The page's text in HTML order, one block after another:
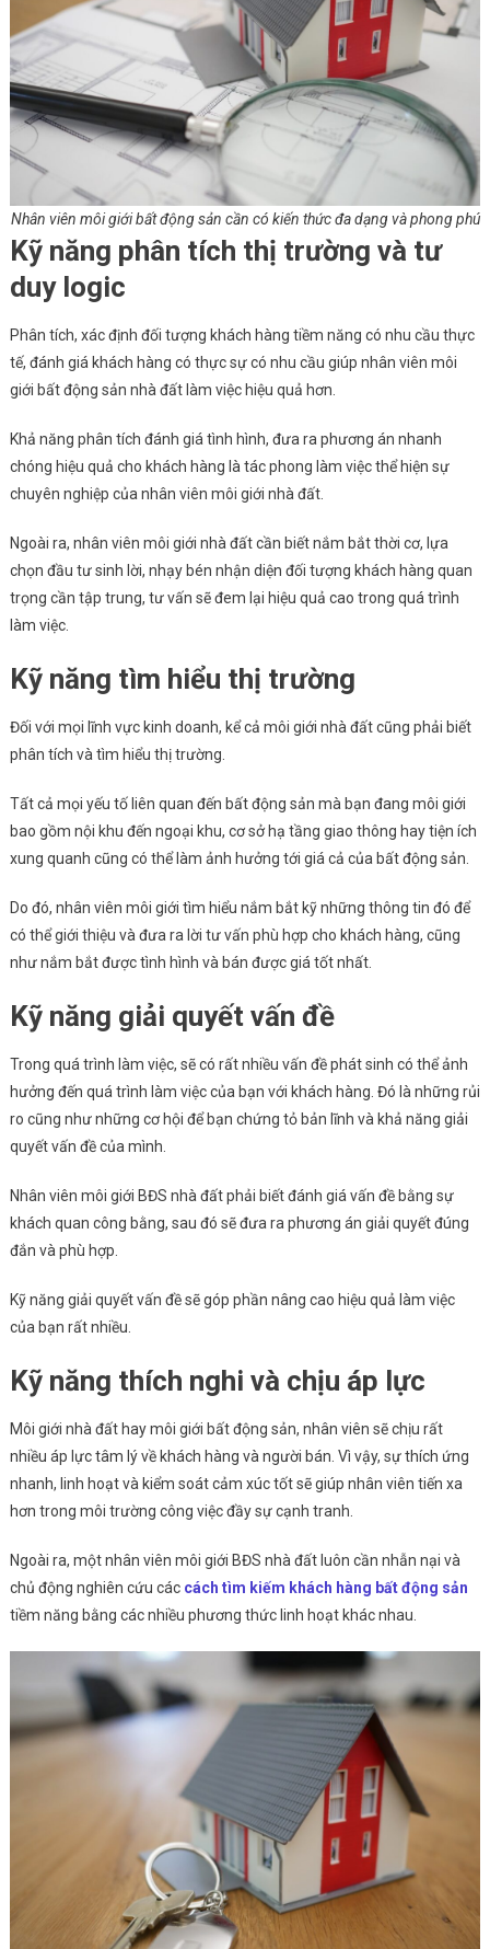
Nhân viên môi giới bất động sản cần có kiến thức đa dạng và phong phú
Kỹ năng phân tích thị trường và tư
duy logic
Phân tích, xác định đối tượng khách hàng tiềm năng có nhu cầu thực
tế, đánh giá khách hàng có thực sự có nhu cầu giúp nhân viên môi
giới bất động sản nhà đất làm việc hiệu quả hơn.
Khả năng phân tích đánh giá tình hình, đưa ra phương án nhanh
chóng hiệu quả cho khách hàng là tác phong làm việc thể hiện sự
chuyên nghiệp của nhân viên môi giới nhà đất.
Ngoài ra, nhân viên môi giới nhà đất cần biết nắm bắt thời cơ, lựa
chọn đầu tư sinh lời, nhạy bén nhận diện đối tượng khách hàng quan
trọng cần tập trung, tư vấn sẽ đem lại hiệu quả cao trong quá trình
làm việc.
Kỹ năng tìm hiểu thị trường
Đối với mọi lĩnh vực kinh doanh, kể cả môi giới nhà đất cũng phải biết
phân tích và tìm hiểu thị trường.
Tất cả mọi yếu tố liên quan đến bất động sản mà bạn đang môi giới
bao gồm nội khu đến ngoại khu, cơ sở hạ tầng giao thông hay tiện ích
xung quanh cũng có thể làm ảnh hưởng tới giá cả của bất động sản.
Do đó, nhân viên môi giới tìm hiểu nắm bắt kỹ những thông tin đó để
có thể giới thiệu và đưa ra lời tư vấn phù hợp cho khách hàng, cũng
như nắm bắt được tình hình và bán được giá tốt nhất.
Kỹ năng giải quyết vấn đề
Trong quá trình làm việc, sẽ có rất nhiều vấn đề phát sinh có thể ảnh
hưởng đến quá trình làm việc của bạn với khách hàng. Đó là những rủi
ro cũng như những cơ hội để bạn chứng tỏ bản lĩnh và khả năng giải
quyết vấn đề của mình.
Nhân viên môi giới BĐS nhà đất phải biết đánh giá vấn đề bằng sự
khách quan công bằng, sau đó sẽ đưa ra phương án giải quyết đúng
đắn và phù hợp.
Kỹ năng giải quyết vấn đề sẽ góp phần nâng cao hiệu quả làm việc
của bạn rất nhiều.
Kỹ năng thích nghi và chịu áp lực
Môi giới nhà đất hay môi giới bất động sản, nhân viên sẽ chịu rất
nhiều áp lực tâm lý về khách hàng và người bán. Vì vậy, sự thích ứng
nhanh, linh hoạt và kiểm soát cảm xúc tốt sẽ giúp nhân viên tiến xa
hơn trong môi trường công việc đầy sự cạnh tranh.
Ngoài ra, một nhân viên môi giới BĐS nhà đất luôn cần nhẫn nại và
chủ động nghiên cứu các cách tìm kiếm khách hàng bất động sản
tiềm năng bằng các nhiều phương thức linh hoạt khác nhau.